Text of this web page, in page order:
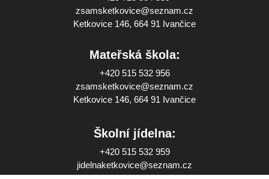
zsamsketkovice@seznam.cz
Ketkovice 146, 664 91 Ivančice
Mateřská škola:
+420 515 532 956
zsamsketkovice@seznam.cz
Ketkovice 146, 664 91 Ivančice
Školní jídelna:
+420 515 532 959
jidelnaketkovice@seznam.cz